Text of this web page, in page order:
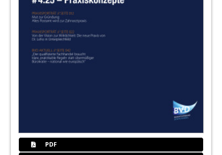
GC Europe N.V.
dental bauer GmbH
43Belmont Takara Company Europe GmbH
PDF